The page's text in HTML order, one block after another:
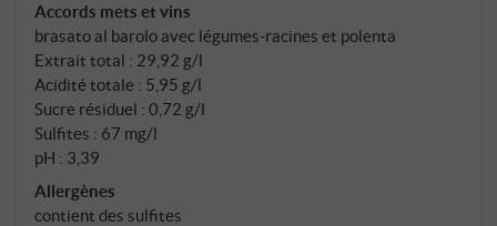
octobre, fermentation spontanée en cuves béton
pendant 25 jours avec des remontages quotidiens et
un délestage à mi-parcours. Élevage en fûts de chêne
français de 50 hectolitres, de 18 à 36 mois selon
l'origine des raisins. Mise en bouteille sans filtration.
Accords mets et vins
brasato al barolo avec légumes‑racines et polenta
Extrait total : 29,92 g/l
Acidité totale : 5,95 g/l
Sucre résiduel : 0,72 g/l
Sulfites : 67 mg/l
pH : 3,39
Allergènes
contient des sulfites